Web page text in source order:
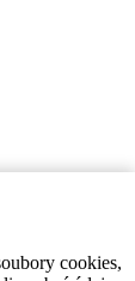
cookies,